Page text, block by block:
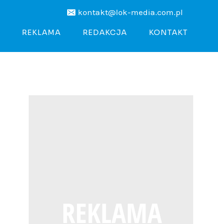
kontakt@lok-media.com.pl
REKLAMA REDAKCJA KONTAKT